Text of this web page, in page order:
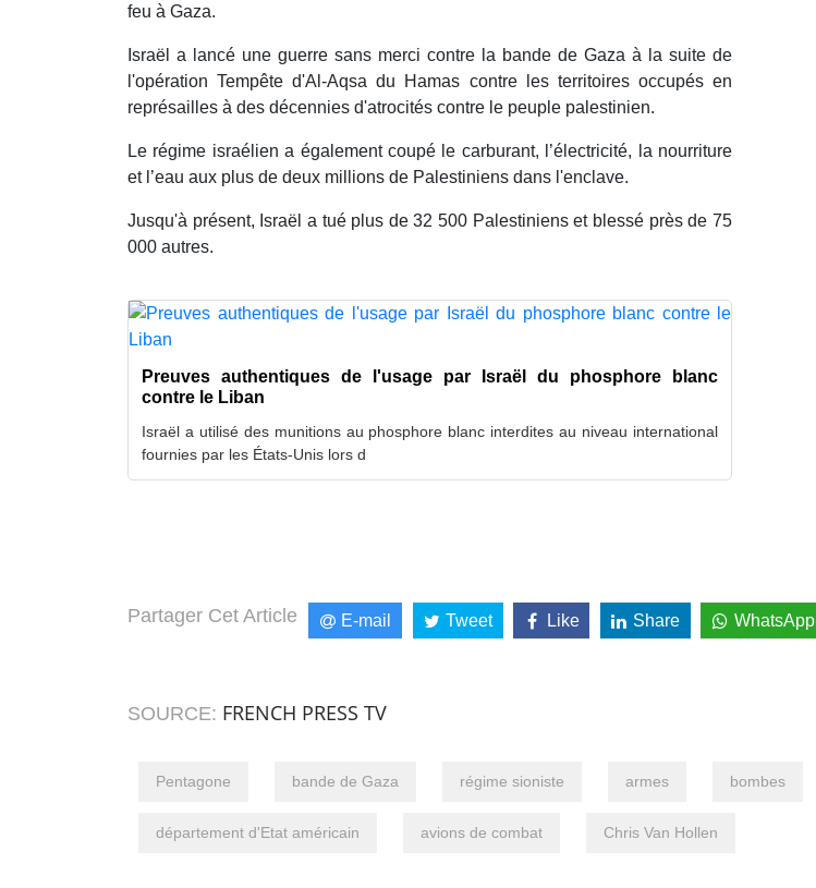
feu à Gaza.
Israël a lancé une guerre sans merci contre la bande de Gaza à la suite de
l'opération Tempête d'Al-Aqsa du Hamas contre les territoires occupés en
représailles à des décennies d'atrocités contre le peuple palestinien.
Le régime israélien a également coupé le carburant, l’électricité, la nourriture
et l’eau aux plus de deux millions de Palestiniens dans l'enclave.
Jusqu'à présent, Israël a tué plus de 32 500 Palestiniens et blessé près de 75
000 autres.
Preuves authentiques de l'usage par Israël du phosphore blanc
contre le Liban
Israël a utilisé des munitions au phosphore blanc interdites au niveau international
fournies par les États-Unis lors d
Partager Cet Article E-mail Tweet Like Share WhatsApp
SOURCE: FRENCH PRESS TV
Pentagone bande de Gaza régime sioniste armes bombes
département d'Etat américain avions de combat Chris Van Hollen